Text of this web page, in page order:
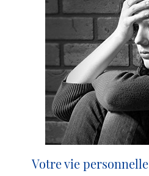
Votre vie personnelle